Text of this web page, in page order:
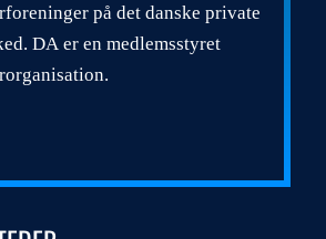
på det danske private
DA er en medlemsstyret